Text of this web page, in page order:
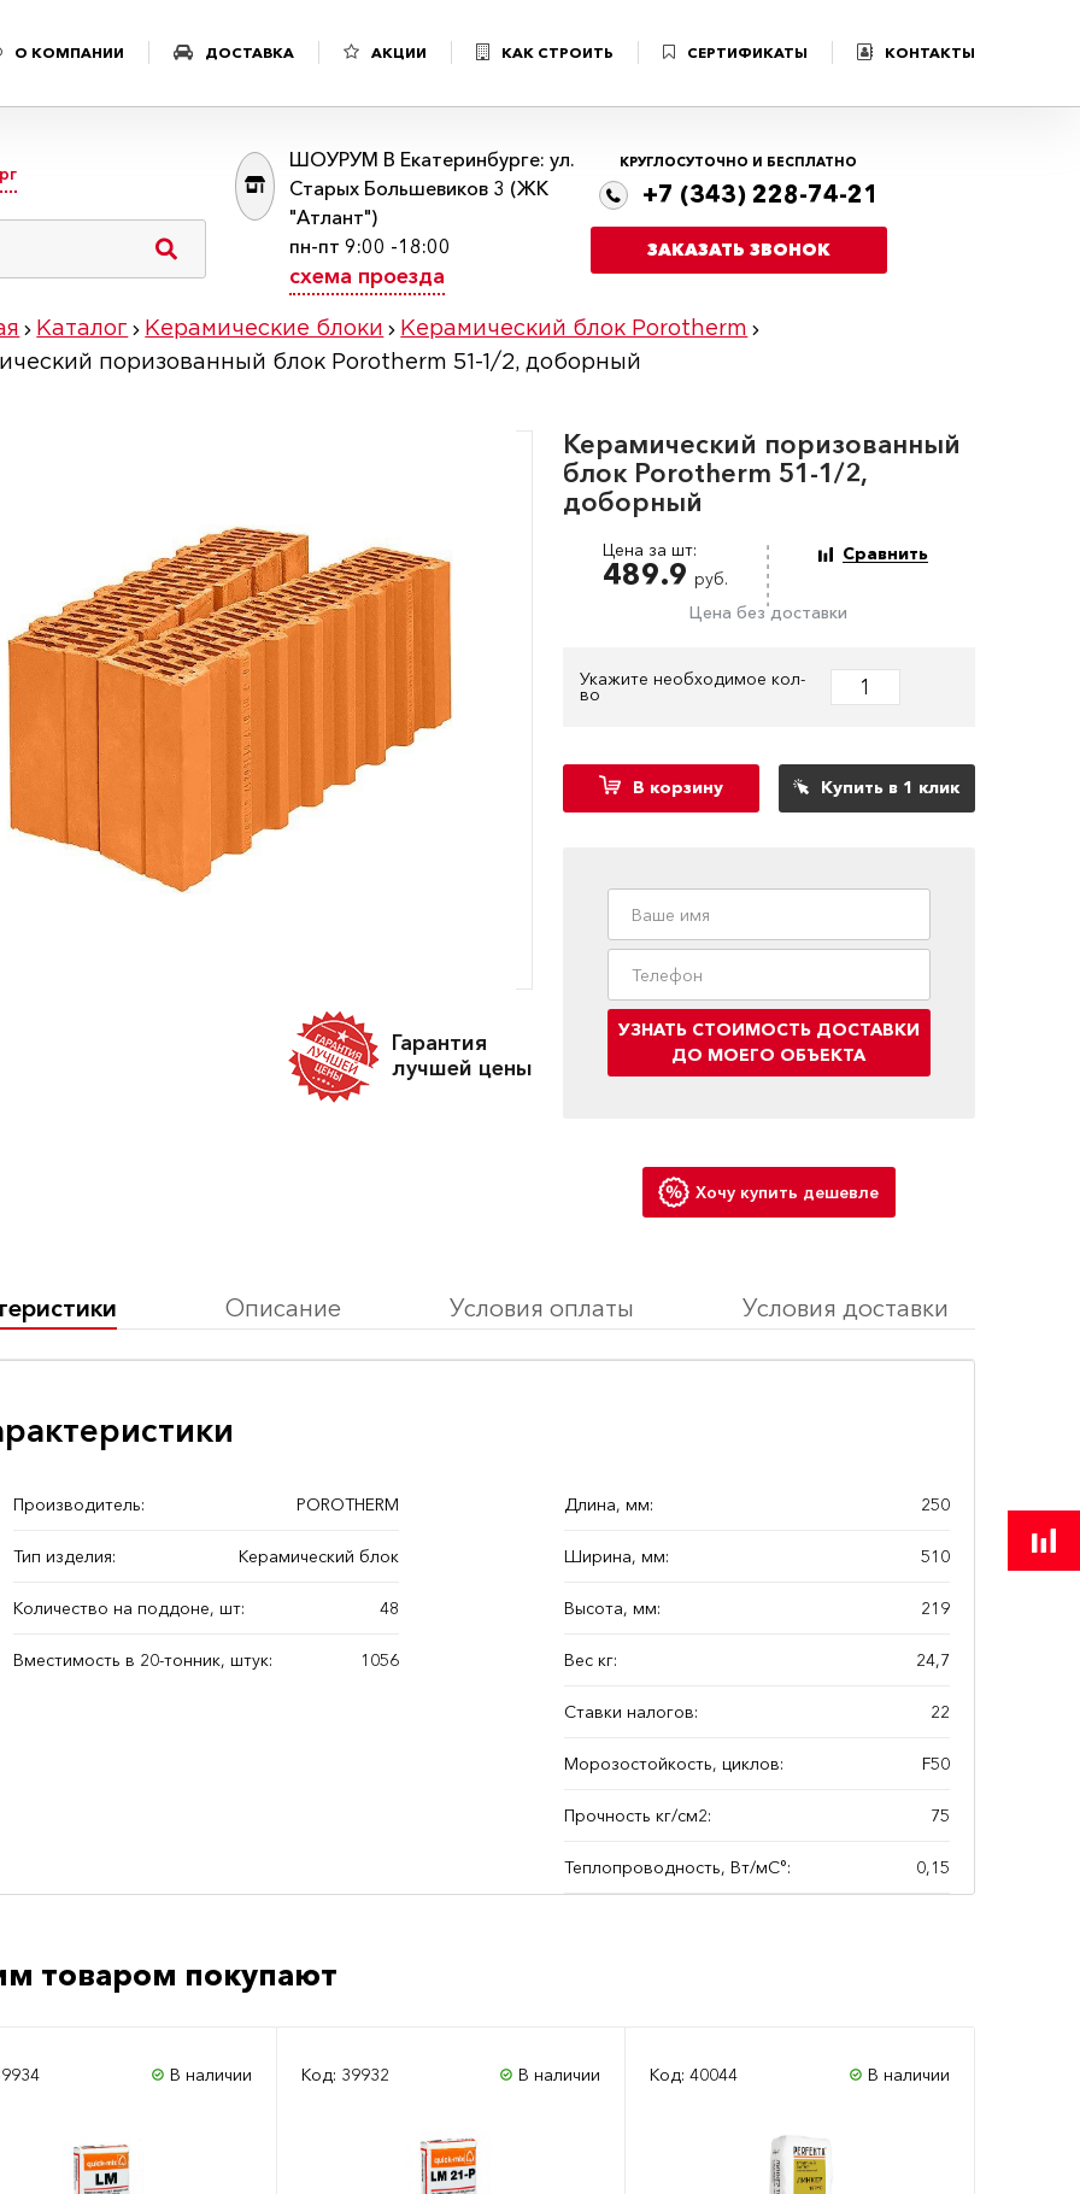
О КОМПАНИИ ДОСТАВКА АКЦИИ КАК СТРОИТЬ СЕРТИФИКАТЫ КОНТАКТЫ
ШОУРУМ В Екатеринбурге: ул.
Старых Большевиков 3 (ЖК
"Атлант")
пн-пт 9:00 -18:00
схема проезда
КРУГЛОСУТОЧНО И БЕСПЛАТНО
+7 (343) 228-74-21
ЗАКАЗАТЬ ЗВОНОК
Каталог Керамические блоки
Керамический блок Porotherm
поризованный блок Porotherm 51-1/2, доборный
Гарантия
лучшей цены
Керамический поризованный
блок Porotherm 51-1/2,
доборный
Цена за шт:
489.9 руб.
Сравнить
Цена без доставки
Укажите необходимое кол-
во
В корзину Купить в 1 клик
УЗНАТЬ СТОИМОСТЬ ДОСТАВКИ
ДО МОЕГО ОБЪЕКТА
Хочу купить дешевле
Описание Условия оплаты Условия доставки
Производитель: POROTHERM
Тип изделия: Керамический блок
Количество на поддоне, шт: 48
Вместимость в 20-тонник, штук: 1056
Длина, мм: 250
Ширина, мм: 510
Высота, мм: 219
Вес кг: 24,7
Ставки налогов: 22
Морозостойкость, циклов: F50
Прочность кг/см2: 75
Теплопроводность, Вт/мС°: 0,15
товаром покупают
В наличии Код: 39932 В наличии Код: 40044 В наличии